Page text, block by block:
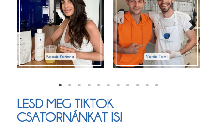
LESD MEG TIKTOK
CSATORNÁNKAT IS!